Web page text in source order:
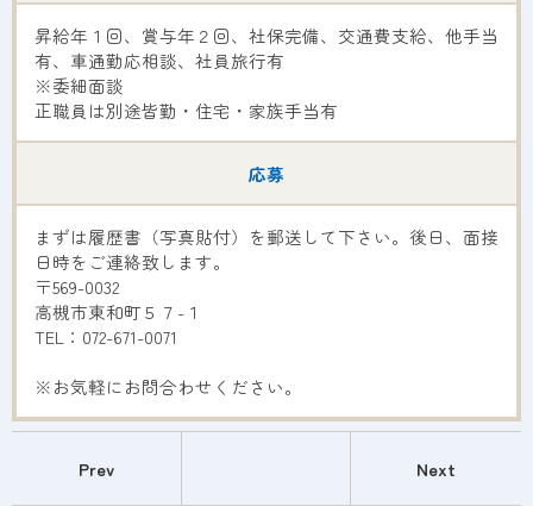
昇給年１回、賞与年２回、社保完備、交通費支給、他手当
有、車通勤応相談、社員旅行有
※委細面談
正職員は別途皆勤・住宅・家族手当有
応募
まずは履歴書（写真貼付）を郵送して下さい。後日、面接
日時をご連絡致します。
〒569-0032
高槻市東和町５７-１
TEL：072-671-0071
※お気軽にお問合わせください。
Prev Next